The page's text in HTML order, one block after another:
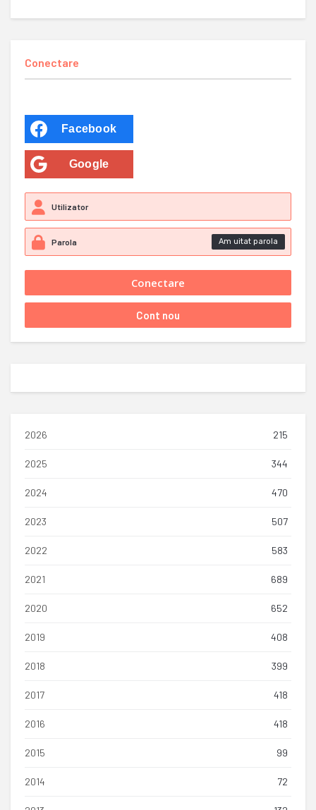
Conectare
Facebook
Google
Am uitat parola
2026 215
2025 344
2024 470
2023 507
2022 583
2021 689
2020 652
2019 408
2018 399
2017 418
2016 418
2015 99
2014 72